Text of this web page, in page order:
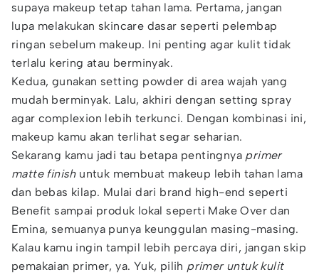
supaya makeup tetap tahan lama. Pertama, jangan
lupa melakukan skincare dasar seperti pelembap
ringan sebelum makeup. Ini penting agar kulit tidak
terlalu kering atau berminyak.
Kedua, gunakan setting powder di area wajah yang
mudah berminyak. Lalu, akhiri dengan setting spray
agar complexion lebih terkunci. Dengan kombinasi ini,
makeup kamu akan terlihat segar seharian.
Sekarang kamu jadi tau betapa pentingnya primer
matte finishuntuk membuat makeup lebih tahan lama
dan bebas kilap. Mulai dari brand high-end seperti
Benefit sampai produk lokal seperti Make Over dan
Emina, semuanya punya keunggulan masing-masing.
Kalau kamu ingin tampil lebih percaya diri, jangan skip
pemakaian primer, ya. Yuk, pilih primer untuk kulit